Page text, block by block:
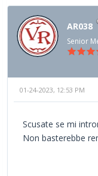
AR038
Senior
01-24-2023, 12:53 PM
Scusate se mi
Non basterebbe